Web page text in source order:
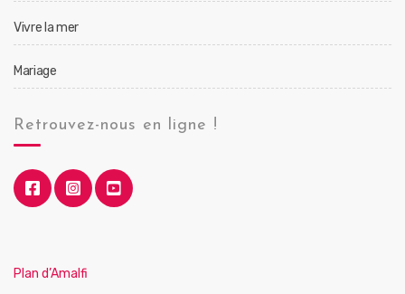
Vivre la mer
Mariage
Retrouvez-nous en ligne !
Plan d’Amalfi